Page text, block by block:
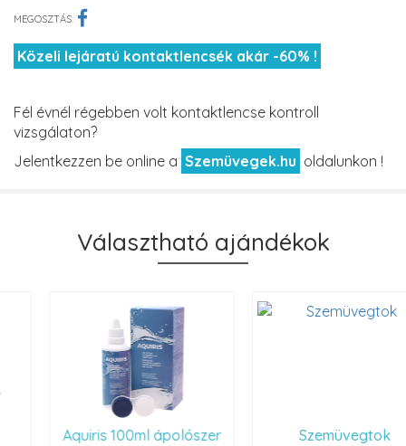
MEGOSZTÁS:
Közeli lejáratú kontaktlencsék akár -60% !
Fél évnél régebben volt kontaktlencse kontroll
vizsgálaton?
Jelentkezzen be online a Szemüvegek.hu oldalunkon !
Választható ajándékok
Aquiris 100ml ápolószer Szemüvegtok